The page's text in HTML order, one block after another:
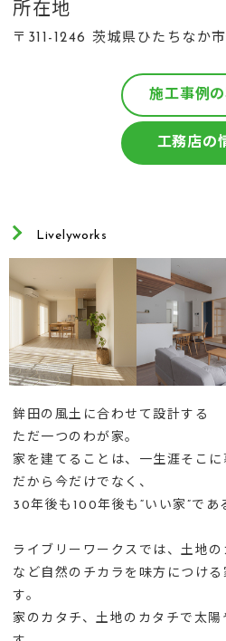
所在地
〒311-1246 茨城県ひたちなか市
施工事例
工務店の
Livelyworks
鉾田の風土に合わせて設計する
ただ一つのわが家。
家を建てることは、一生涯そこに
だから今だけでなく、
30年後も100年後も“いい家”であ
ライブリーワークスでは、土地
など自然のチカラを味方につけ
す。
家のカタチ、土地のカタチで太